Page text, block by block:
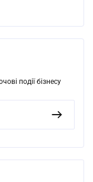
події бізнесу